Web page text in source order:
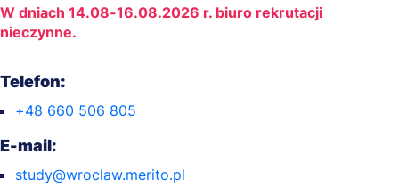
W dniach 14.08-16.08.2026 r. biuro rekrutacji
nieczynne.
Telefon:
+48 660 506 805
E-mail:
study@wroclaw.merito.pl